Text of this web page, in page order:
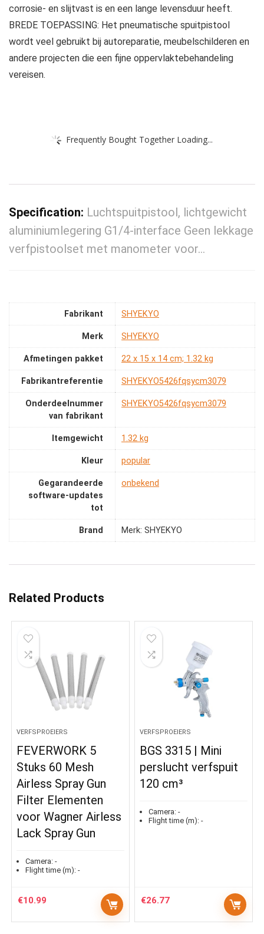
corrosie- en slijtvast is en een lange levensduur heeft.
BREDE TOEPASSING: Het pneumatische spuitpistool
wordt veel gebruikt bij autoreparatie, meubelschilderen en
andere projecten die een fijne oppervlaktebehandeling
vereisen.
Frequently Bought Together Loading...
Specification: Luchtspuitpistool, lichtgewicht
aluminiumlegering G1/4-interface Geen lekkage
verfpistoolset met manometer voor…
Fabrikant ‎SHYEKYO
Merk ‎SHYEKYO
Afmetingen pakket ‎22 x 15 x 14 cm; 1.32 kg
Fabrikantreferentie ‎SHYEKYO5426fqsycm3079
Onderdeelnummer
van fabrikant
‎SHYEKYO5426fqsycm3079
Itemgewicht ‎1.32 kg
Kleur ‎popular
Gegarandeerde
software-updates
tot
‎onbekend
Brand Merk: SHYEKYO
Related Products
VERFSPROEIERS
FEVERWORK 5
Stuks 60 Mesh
Airless Spray Gun
Filter Elementen
voor Wagner Airless
Lack Spray Gun
Camera: -
Flight time (m): -
€10.99
VERFSPROEIERS
BGS 3315 | Mini
perslucht verfspuit
120 cm³
Camera: -
Flight time (m): -
€26.77